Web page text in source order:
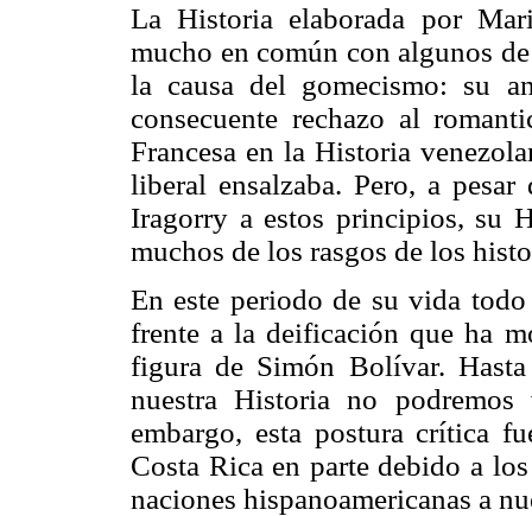
La Historia elaborada por
mucho en común con algunos
la causa del gomecismo: su
consecuente rechazo al
Francesa en la Historia
liberal ensalzaba. Pero, a
Iragorry a estos principios, su
muchos de los rasgos de los
En este periodo de su vida
frente a la deificación que ha
figura de Simón Bolívar.
nuestra Historia no
embargo, esta postura crítica
Costa Rica en parte debido a
naciones hispanoamericanas a